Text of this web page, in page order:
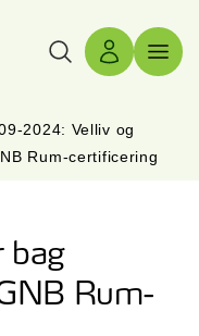
Søg Log ind
2024: Velliv og
Rum-certificering
bag
Rum-